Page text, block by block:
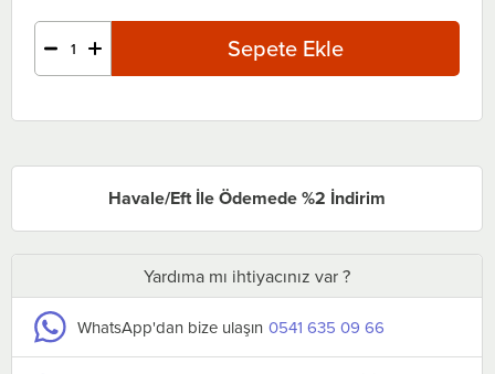
Havale/Eft İle Ödemede %2 İndirim
Yardıma mı ihtiyacınız var ?
WhatsApp'dan bize ulaşın 0541 635 09 66